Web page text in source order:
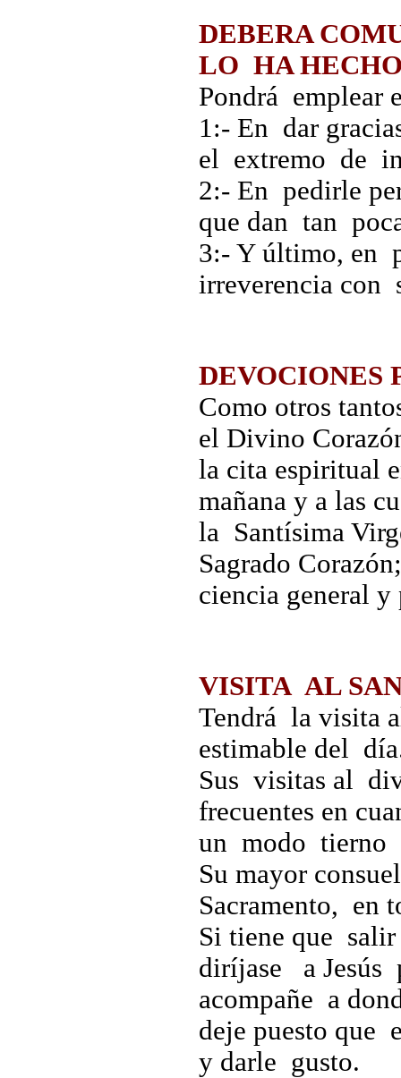
DEBERA
LO HA
Pondrá emplear
1:- En dar
el extremo de
2:- En pedirle
que dan tan
3:- Y último, en
irreverencia con
DEVOCIONES
Como otros
el Divino
la cita espiritual
mañana y a las
la Santísima
Sagrado
ciencia general y
VISITA AL
Tendrá la visita
estimable del
Sus visitas al
frecuentes en
un modo tierno
Su mayor
Sacramento, en
Si tiene que
diríjase a Jesús
acompañe a
deje puesto que
y darle gusto.